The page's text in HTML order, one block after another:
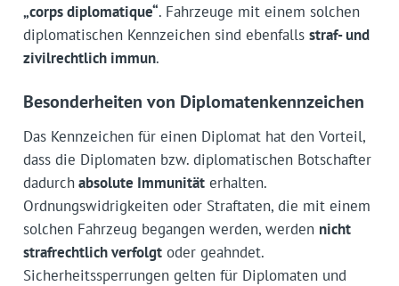
„corps diplomatique“. Fahrzeuge mit einem solchen
diplomatischen Kennzeichen sind ebenfalls straf- und
zivilrechtlich immun.
Besonderheiten von Diplomatenkennzeichen
Das Kennzeichen für einen Diplomat hat den Vorteil,
dass die Diplomaten bzw. diplomatischen Botschafter
dadurchabsolute Immunitäterhalten.
Ordnungswidrigkeiten oder Straftaten, die mit einem
solchen Fahrzeug begangen werden, werden nicht
strafrechtlich verfolgtoder geahndet.
Sicherheitssperrungen gelten für Diplomaten und